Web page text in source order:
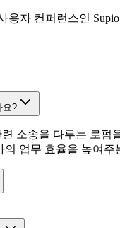
용자 컨퍼런스인
요?
소송을 다루는 로
업무 효율을 높여주